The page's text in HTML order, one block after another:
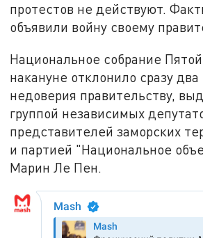
протестов не действуют.
объявили войну своему
Национальное собрание
накануне отклонило сразу два
недоверия правительству,
группой независимых
представителей заморских
и партией "Национальное
Марин Ле Пен.